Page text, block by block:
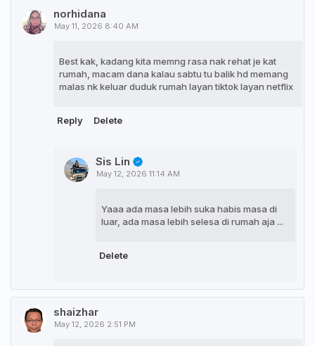
norhidana
May 11, 2026 8:40 AM
Best kak, kadang kita memng rasa nak rehat je kat
rumah, macam dana kalau sabtu tu balik hd memang
malas nk keluar duduk rumah layan tiktok layan netflix
Reply Delete
Sis Lin
May 12, 2026 11:14 AM
Yaaa ada masa lebih suka habis masa di
luar, ada masa lebih selesa di rumah aja ...
Delete
shaizhar
May 12, 2026 2:51 PM